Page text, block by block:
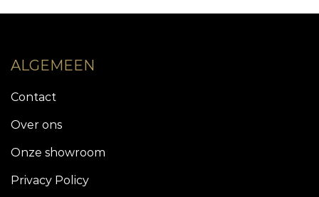
ALGEMEEN
Contact
Over ons
Onze showroom
Privacy Policy